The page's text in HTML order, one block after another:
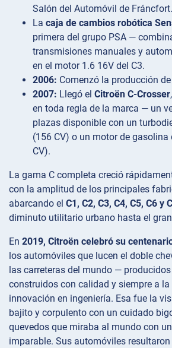
Salón del Automóvil de Fráncfort.
La caja de cambios robótica
primera del grupo PSA —
transmisiones manuales y
en el motor 1.6 16V del C3.
2006: Comenzó la producción
2007: Llegó el Citroën C-Crosser
en toda regla de la marca — un
plazas disponible con un
(156 CV) o un motor de gasolina
CV).
La gama C completa creció
con la amplitud de los principales
abarcando el C1, C2, C3, C4, C5, C6 y
diminuto utilitario urbano hasta el
En 2019, Citroën celebró su
los automóviles que lucen el doble
las carreteras del mundo — producidos
construidos con calidad y siempre a
innovación en ingeniería. Esa fue la
bajito y corpulento con un cuidado
quevedos que miraba al mundo con
imparable. Sus automóviles